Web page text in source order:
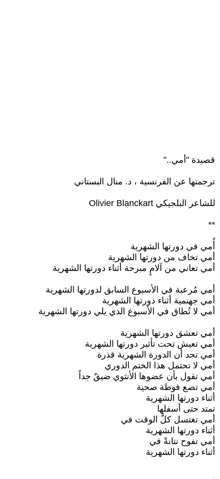
قصيدة "أمي.."
ترجمتها عن الفرنسية ، د. منال البستاني
للشاعر البلجيكي Olivier Blanckart
**
أُمي في دورتها الشهرية
أمي تخاف من دورتها الشهرية
أمي تعاني من آلامٍ مبرحة أثناء دورتها الشهرية
أمي مُرعبة في الأسبوع السابق لدورتها الشهرية
أمي جهنمية أثناء دورتها الشهرية
أمي لا تُطاق في الأسبوع الذي يلي دورتها الشهرية
أمي تعشق دورتها الشهرية
أمي تعيش تحت تأثير دورتها الشهرية
أمي تجد أن الدورة الشهرية قذرة
أمي لا تحتمل هذا الختم الدوري
أمي تقول بأن عضوها الأنثوي ضيقٌ جداً
أمي تضع فوطة صحية
أثناء دورتها الشهرية
تمتد حتى أسفلها
أمي تغتسل كلَّ الوقت في
أثناء دورتها الشهرية
أمي تفوح نتانةً في
أثناء دورتها الشهرية